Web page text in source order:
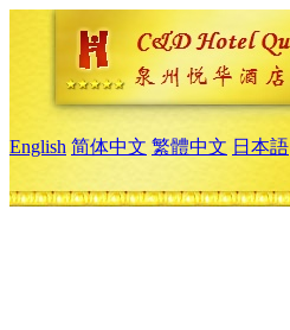
English 简体中文 繁體中文 日本語